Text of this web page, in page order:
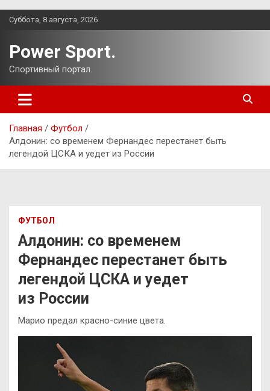
Перейти
Суббота, 8 августа, 2026
Power Sport.
Спортивный портал.
Главная
Футбол
Алдонин: со временем Фернандес перестанет быть
легендой ЦСКА и уедет из России
ФУТБОЛ
Алдонин: со временем
Фернандес перестанет быть
легендой ЦСКА и уедет
из России
Марио предал красно-синие цвета.